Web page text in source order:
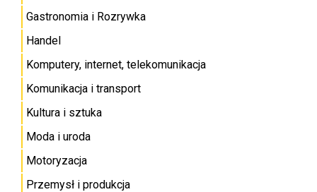
Gastronomia i Rozrywka
Handel
Komputery, internet, telekomunikacja
Komunikacja i transport
Kultura i sztuka
Moda i uroda
Motoryzacja
Przemysł i produkcja